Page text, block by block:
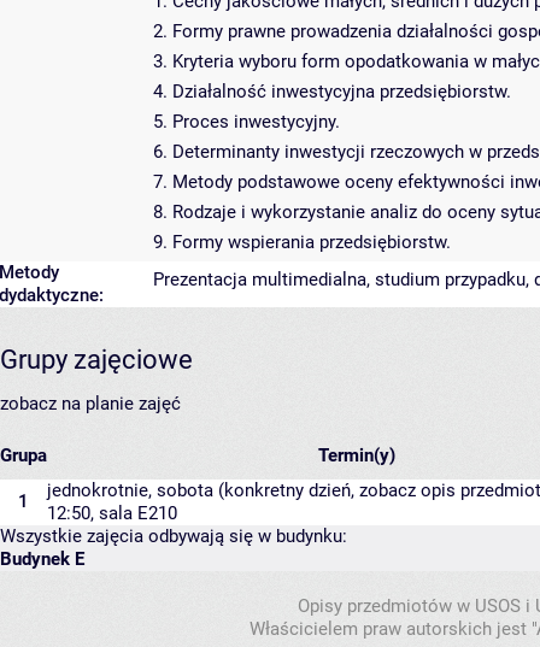
2. Formy prawne prowadzenia działalności
3. Kryteria wyboru form opodatkowania w
4. Działalność inwestycyjna przedsiębiorstw.
5. Proces inwestycyjny.
6. Determinanty inwestycji rzeczowych w
7. Metody podstawowe oceny efektywności
8. Rodzaje i wykorzystanie analiz do oceny
9. Formy wspierania przedsiębiorstw.
Metody
dydaktyczne:
Prezentacja multimedialna, studium przypadku,
Grupy zajęciowe
zobacz na planie zajęć
Grupa Termin(y)
1
jednokrotnie, sobota (konkretny dzień, zobacz opis
12:50, sala E210
Wszystkie zajęcia odbywają się w budynku:
Budynek E
Opisy przedmiotów w USOS
Właścicielem praw autorskich jest